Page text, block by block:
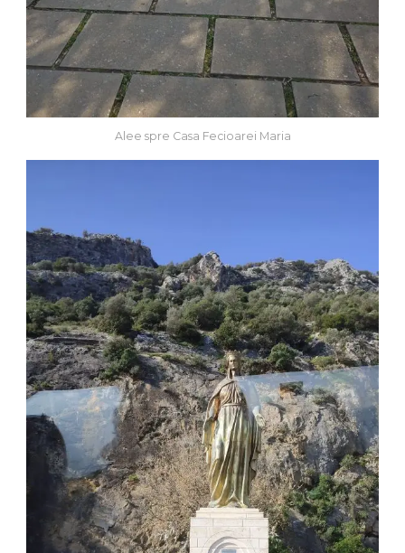
Alee spre Casa Fecioarei Maria